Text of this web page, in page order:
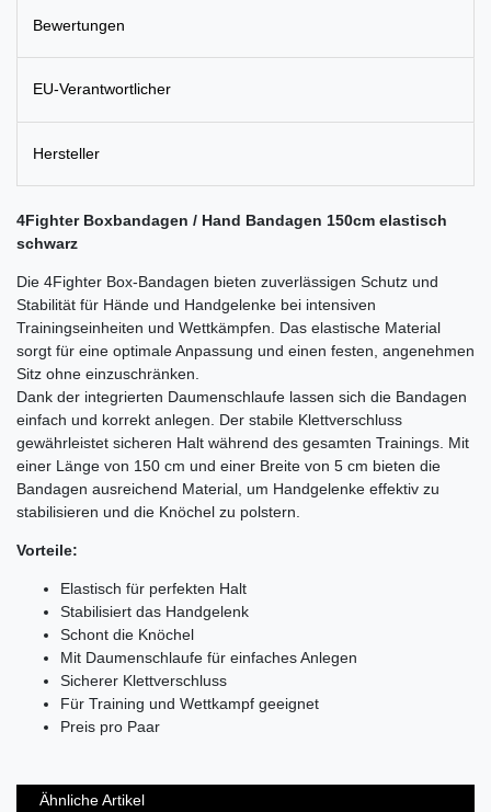
Bewertungen
EU-Verantwortlicher
Hersteller
4Fighter Boxbandagen / Hand Bandagen 150cm elastisch
schwarz
Die 4Fighter Box-Bandagen bieten zuverlässigen Schutz und
Stabilität für Hände und Handgelenke bei intensiven
Trainingseinheiten und Wettkämpfen. Das elastische Material
sorgt für eine optimale Anpassung und einen festen, angenehmen
Sitz ohne einzuschränken.
Dank der integrierten Daumenschlaufe lassen sich die Bandagen
einfach und korrekt anlegen. Der stabile Klettverschluss
gewährleistet sicheren Halt während des gesamten Trainings. Mit
einer Länge von 150 cm und einer Breite von 5 cm bieten die
Bandagen ausreichend Material, um Handgelenke effektiv zu
stabilisieren und die Knöchel zu polstern.
Vorteile:
Elastisch für perfekten Halt
Stabilisiert das Handgelenk
Schont die Knöchel
Mit Daumenschlaufe für einfaches Anlegen
Sicherer Klettverschluss
Für Training und Wettkampf geeignet
Preis pro Paar
Ähnliche Artikel